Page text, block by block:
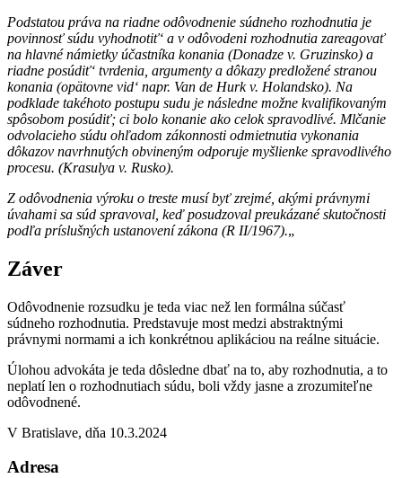
Podstatou práva na riadne odôvodnenie súdneho rozhodnutia je
povinnosť súdu vyhodnotiť‘ a v odôvodeni rozhodnutia zareagovať
na hlavné námietky účastníka konania (Donadze v. Gruzinsko) a
riadne posúdiť‘ tvrdenia, argumenty a dôkazy predložené stranou
konania (opätovne vid‘ napr. Van de Hurk v. Holandsko). Na
podklade takéhoto postupu sudu je následne možne kvalifikovaným
spôsobom posúdiť; ci bolo konanie ako celok spravodlivé. Mlčanie
odvolacieho súdu ohľadom zákonnosti odmietnutia vykonania
dôkazov navrhnutých obvineným odporuje myšlienke spravodlivého
procesu. (Krasulya v. Rusko).
Z odôvodnenia výroku o treste musí byť zrejmé, akými právnymi
úvahami sa súd spravoval, keď posudzoval preukázané skutočnosti
podľa príslušných ustanovení zákona (R II/1967).„
Záver
Odôvodnenie rozsudku je teda viac než len formálna súčasť
súdneho rozhodnutia. Predstavuje most medzi abstraktnými
právnymi normami a ich konkrétnou aplikáciou na reálne situácie.
Úlohou advokáta je teda dôsledne dbať na to, aby rozhodnutia, a to
neplatí len o rozhodnutiach súdu, boli vždy jasne a zrozumiteľne
odôvodnené.
V Bratislave, dňa 10.3.2024
Adresa